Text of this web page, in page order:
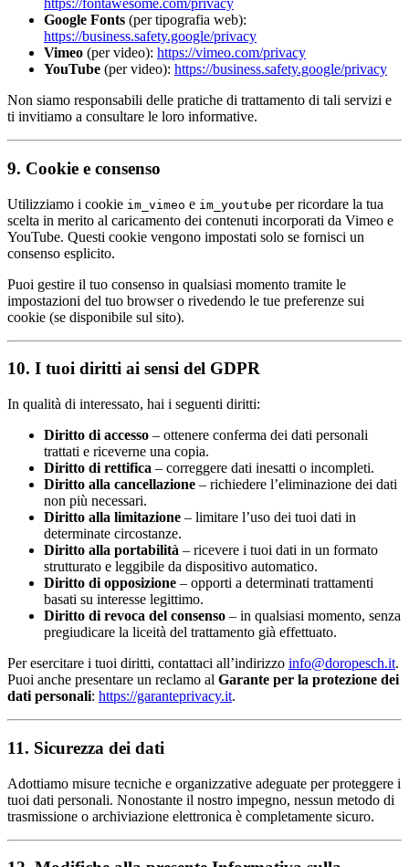
https://fontawesome.com/privacy
Google Fonts (per tipografia web):
https://business.safety.google/privacy
Vimeo (per video): https://vimeo.com/privacy
YouTube (per video): https://business.safety.google/privacy
Non siamo responsabili delle pratiche di trattamento di tali servizi e
ti invitiamo a consultare le loro informative.
9. Cookie e consenso
Utilizziamo i cookie im_vimeo e im_youtube per ricordare la tua
scelta in merito al caricamento dei contenuti incorporati da Vimeo e
YouTube. Questi cookie vengono impostati solo se fornisci un
consenso esplicito.
Puoi gestire il tuo consenso in qualsiasi momento tramite le
impostazioni del tuo browser o rivedendo le tue preferenze sui
cookie (se disponibile sul sito).
10. I tuoi diritti ai sensi del GDPR
In qualità di interessato, hai i seguenti diritti:
Diritto di accesso – ottenere conferma dei dati personali
trattati e riceverne una copia.
Diritto di rettifica – correggere dati inesatti o incompleti.
Diritto alla cancellazione – richiedere l’eliminazione dei dati
non più necessari.
Diritto alla limitazione – limitare l’uso dei tuoi dati in
determinate circostanze.
Diritto alla portabilità – ricevere i tuoi dati in un formato
strutturato e leggibile da dispositivo automatico.
Diritto di opposizione – opporti a determinati trattamenti
basati su interesse legittimo.
Diritto di revoca del consenso – in qualsiasi momento, senza
pregiudicare la liceità del trattamento già effettuato.
Per esercitare i tuoi diritti, contattaci all’indirizzo info@doropesch.it.
Puoi anche presentare un reclamo al Garante per la protezione dei
dati personali: https://garanteprivacy.it.
11. Sicurezza dei dati
Adottiamo misure tecniche e organizzative adeguate per proteggere i
tuoi dati personali. Nonostante il nostro impegno, nessun metodo di
trasmissione o archiviazione elettronica è completamente sicuro.